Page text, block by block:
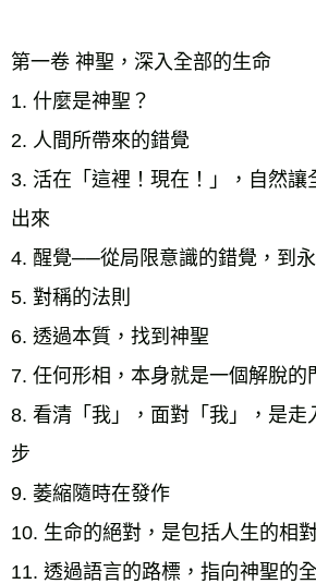
第一卷 神聖，深入全部的生命
1. 什麼是神聖？
2. 人間所帶來的錯覺
3. 活在「這裡！現在！」，自然讓
出來
4. 醒覺──從局限意識的錯覺，到
5. 對稱的法則
6. 透過本質，找到神聖
7. 任何形相，本身就是一個解脫的
8. 看清「我」，面對「我」，是走
步
9. 萎縮隨時在發作
10. 生命的絕對，是包括人生的相
11. 透過語言的路標，指向神聖的